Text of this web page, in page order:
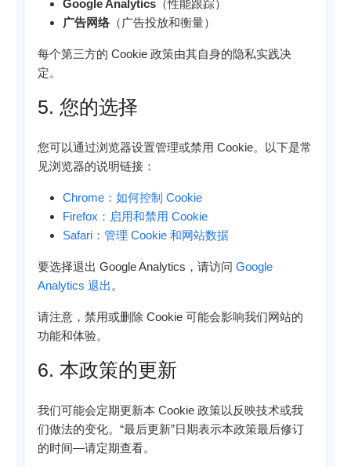
Google Analytics （性能跟踪）
广告网络（广告投放和衡量）
每个第三方的 Cookie 政策由其自身的隐私实践决
定。
5. 您的选择
您可以通过浏览器设置管理或禁用 Cookie。以下是常
见浏览器的说明链接：
Chrome：如何控制 Cookie
Firefox：启用和禁用 Cookie
Safari：管理 Cookie 和网站数据
要选择退出 Google Analytics，请访问 Google
Analytics 退出 。
请注意，禁用或删除 Cookie 可能会影响我们网站的
功能和体验。
6. 本政策的更新
我们可能会定期更新本 Cookie 政策以反映技术或我
们做法的变化。“最后更新”日期表示本政策最后修订
的时间—请定期查看。